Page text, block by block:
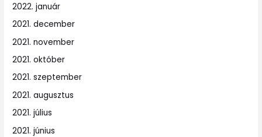
2022. január
2021. december
2021. november
2021. október
2021. szeptember
2021. augusztus
2021. július
2021. június